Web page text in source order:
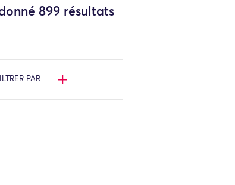
899 résultats
PAR